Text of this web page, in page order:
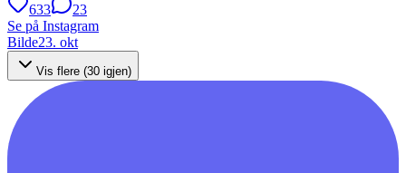
633
23
Se på Instagram
Bilde23. okt
Vis flere (30 igjen)